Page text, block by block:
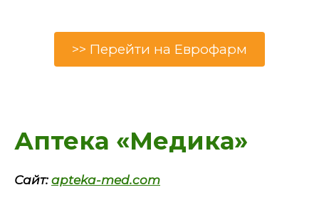
>> Перейти на Еврофарм
Аптека «Медика»
Сайт: apteka-med.com